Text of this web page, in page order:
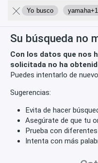
Yo busco
Su búsqueda no
Con los datos que nos
solicitada no ha
Puedes intentarlo de
Sugerencias:
Evita de hacer
Asegúrate de que tu
Prueba con
Intenta con más